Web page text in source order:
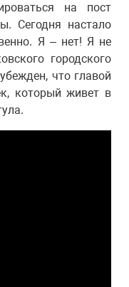
на пост
Сегодня настало
Я – нет! Я не
городского
что главой
который живет в